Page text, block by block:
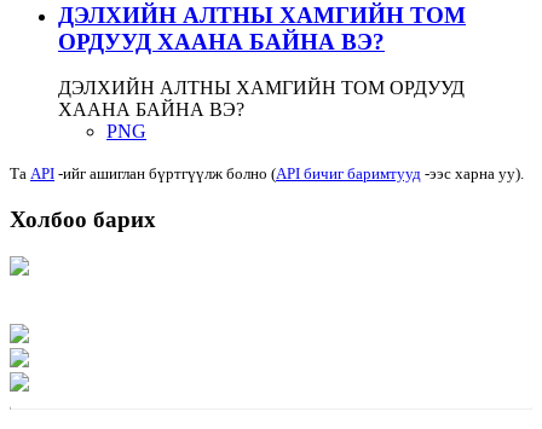
ДЭЛХИЙН АЛТНЫ ХАМГИЙН ТОМ
ОРДУУД ХААНА БАЙНА ВЭ?
ДЭЛХИЙН АЛТНЫ ХАМГИЙН ТОМ ОРДУУД
ХААНА БАЙНА ВЭ?
PNG
Та API -ийг ашиглан бүртгүүлж болно (API бичиг баримтууд -ээс харна уу).
Холбоо барих